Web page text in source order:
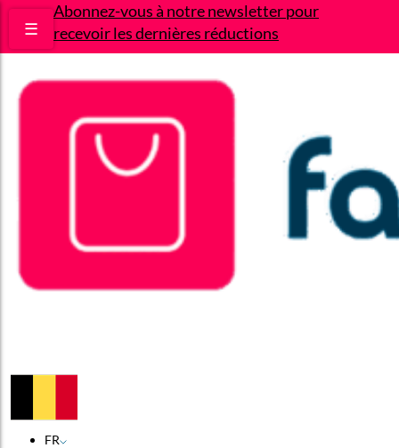
Abonnez-vous à notre newsletter pour
recevoir les dernières réductions
☰
FR